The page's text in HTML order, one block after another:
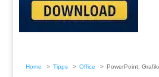
Home Tipps Office PowerPoint: